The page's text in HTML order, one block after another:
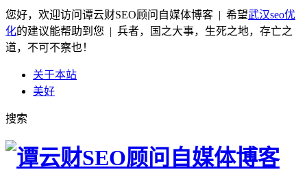
您好，欢迎访问谭云财SEO顾问自媒体博客 | 希望武汉seo优
化的建议能帮助到您 | 兵者，国之大事，生死之地，存亡之
道，不可不察也！
关于本站
美好
搜索